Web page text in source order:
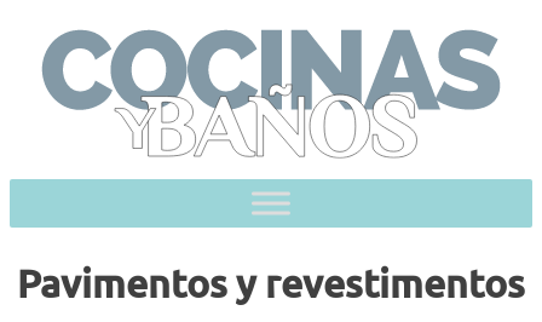
content
Pavimentos y revestimentos